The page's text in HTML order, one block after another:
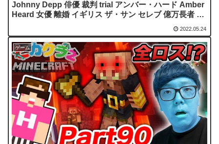
Johnny Depp 俳優 裁判 trial アンバー・ハード Amber
Heard 女優 離婚 イギリス ザ・サン セレブ 億万長者 喧
2022.05.24
ゲーム